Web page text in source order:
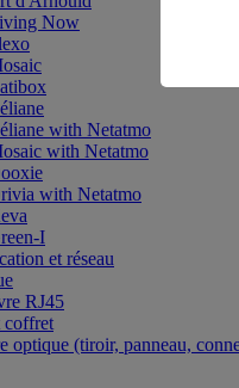
Now
with Netatmo
with Netatmo
with Netatmo
I
et réseau
RJ45
coffret
optique (tiroir, panneau,